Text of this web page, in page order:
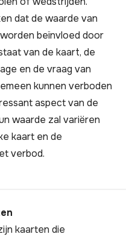
dat de waarde van
beïnvloed door
van de kaart, de
en de vraag van
kunnen verboden
aspect van de
waarde zal variëren
kaart en de
verbod.
kaarten die